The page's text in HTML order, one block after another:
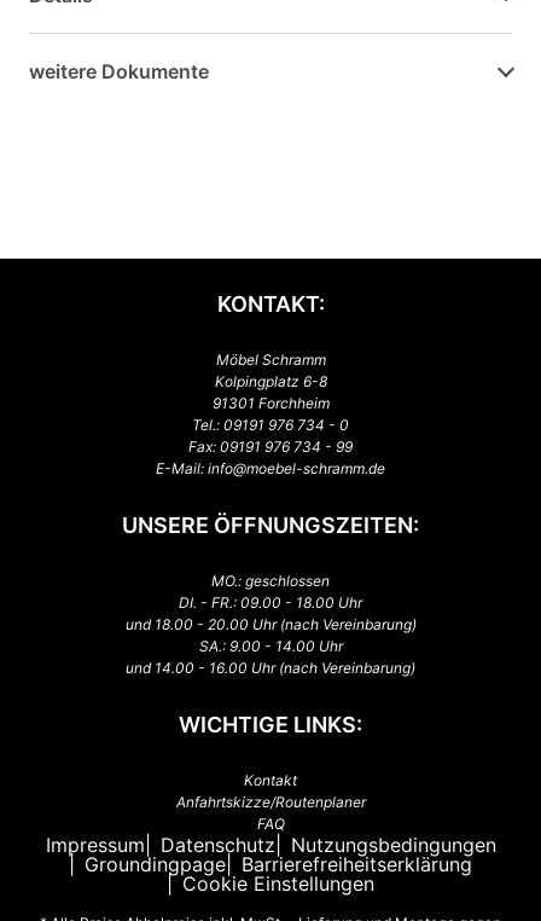
weitere Dokumente
KONTAKT:
Möbel Schramm
Kolpingplatz 6-8
91301 Forchheim
Tel.: 09191 976 734 - 0
Fax: 09191 976 734 - 99
E-Mail: info@moebel-schramm.de
UNSERE ÖFFNUNGSZEITEN:
MO.: geschlossen
DI. - FR.: 09.00 - 18.00 Uhr
und 18.00 - 20.00 Uhr (nach Vereinbarung)
SA.: 9.00 - 14.00 Uhr
und 14.00 - 16.00 Uhr (nach Vereinbarung)
WICHTIGE LINKS:
Kontakt
Anfahrtskizze/Routenplaner
FAQ
Impressum Datenschutz
Nutzungsbedingungen
Groundingpage
Barrierefreiheitserklärung
Cookie Einstellungen